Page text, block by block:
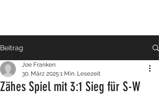
Beitrag
Zähes Spiel mit 3:1 Sieg für S-W
Joe Franken
30. März 2025 1 Min. Lesezeit